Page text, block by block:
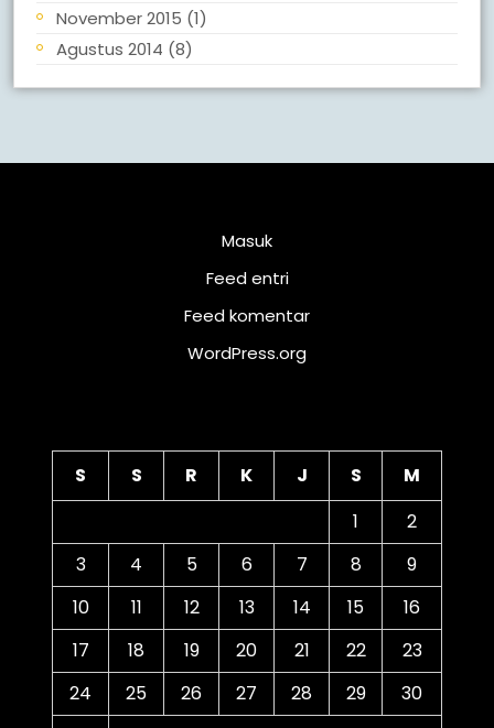
November 2015 (1)
Agustus 2014 (8)
Masuk
Feed entri
Feed komentar
WordPress.org
S S R K J S
M
1
2
3
4 5 6 7 8
9
10
11 12 13 14 15
16
17
18 19 20 21 22
23
24
25 26 27 28 29
30